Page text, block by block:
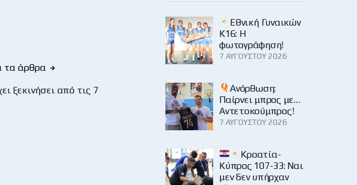
τα άρθρα
ξεκινήσει από τις 7
Εθνική Γυναικών
Κ16: Η
φωτογράφηση!
7 ΑΥΓΟΎΣΤΟΥ 2026
Ανόρθωση:
Παίρνει μπρος με…
Αντετοκούμπρος!
7 ΑΥΓΟΎΣΤΟΥ 2026
Κροατία-
Κύπρος 107-33: Ναι
μεν δεν υπήρχαν